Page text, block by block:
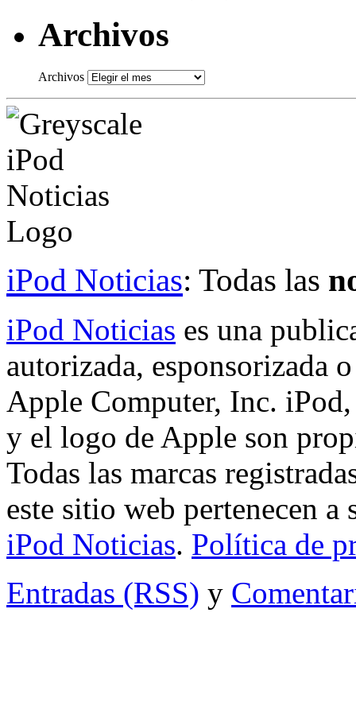
Archivos
Archivos
iPod Noticias: Todas las
iPod Noticias es una
autorizada, esponsorizada
Apple Computer, Inc.
y el logo de Apple son
Todas las marcas
este sitio web pertenecen
iPod Noticias. Política de
Entradas (RSS) y